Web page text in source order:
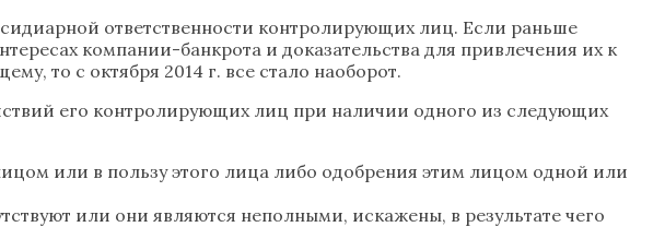
ответственности контролирующих лиц. Если раньше
компании-банкрота и доказательства для привлечения их к
то с октября 2014 г. все стало наоборот.
его контролирующих лиц при наличии одного из следующих
или в пользу этого лица либо одобрения этим лицом одной или
или они являются неполными, искажены, в результате чего